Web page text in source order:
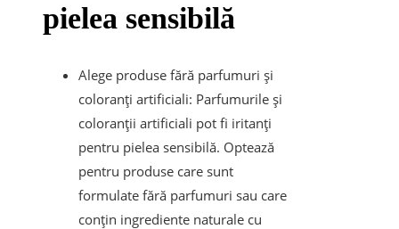
pielea sensibilă
Alege produse fără parfumuri și
coloranți artificiali: Parfumurile și
coloranții artificiali pot fi iritanți
pentru pielea sensibilă. Optează
pentru produse care sunt
formulate fără parfumuri sau care
conțin ingrediente naturale cu